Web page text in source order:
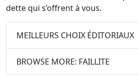
dette qui s’offrent à vous.
MEILLEURS CHOIX ÉDITORIAUX
BROWSE MORE: FAILLITE